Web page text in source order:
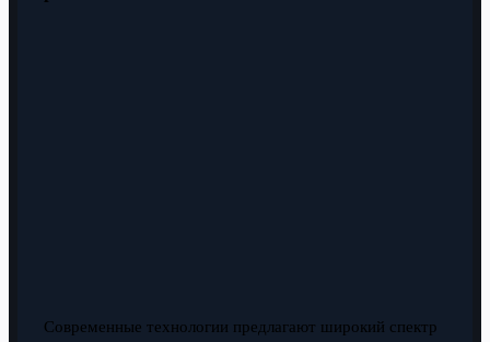
Современные технологии предлагают широкий спектр